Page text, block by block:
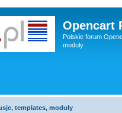
Opencart
Polskie forum
moduły
templates, moduły